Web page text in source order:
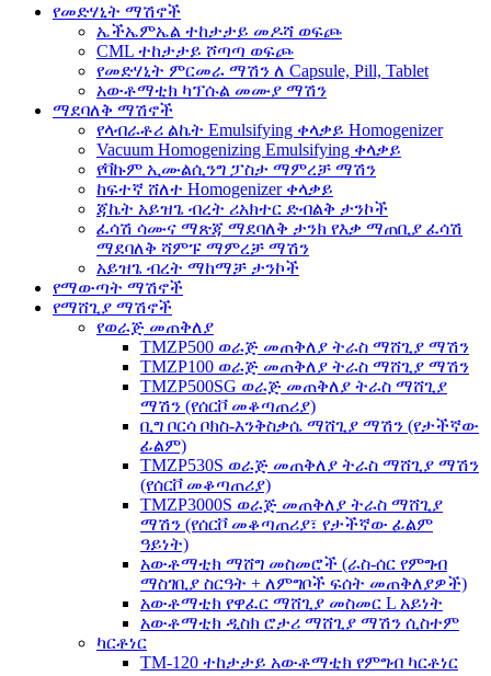
የመድሃኒት ማሽኖች
ኤችኤምኤል ተከታታይ መዶሻ ወፍጮ
CML ተከታታይ ሾጣጣ ወፍጮ
የመድሃኒት ምርመራ ማሽን ለ Capsule, Pill, Tablet
አውቶማቲክ ካፕሱል መሙያ ማሽን
ማደባለቅ ማሽኖች
የላብራቶሪ ልኬት Emulsifying ቀላቃይ Homogenizer
Vacuum Homogenizing Emulsifying ቀላቃይ
የቫኩም ኢሙልሲንግ ፓስታ ማምረቻ ማሽን
ከፍተኛ ሸለተ Homogenizer ቀላቃይ
ጃኬት አይዝጌ ብረት ሪአክተር ድብልቅ ታንኮች
ፈሳሽ ሳሙና ማጽጃ ማደባለቅ ታንክ የእቃ ማጠቢያ ፈሳሽ
ማደባለቅ ሻምፑ ማምረቻ ማሽን
አይዝጌ ብረት ማከማቻ ታንኮች
የማውጣት ማሽኖች
የማሸጊያ ማሽኖች
የወራጅ መጠቅለያ
TMZP500 ወራጅ መጠቅለያ ትራስ ማሸጊያ ማሽን
TMZP100 ወራጅ መጠቅለያ ትራስ ማሸጊያ ማሽን
TMZP500SG ወራጅ መጠቅለያ ትራስ ማሸጊያ
ማሽን (የሰርቮ መቆጣጠሪያ)
ቢግ ቦርሳ ቦክስ-እንቅስቃሴ ማሸጊያ ማሽን (የታችኛው
ፊልም)
TMZP530S ወራጅ መጠቅለያ ትራስ ማሸጊያ ማሽን
(የሰርቮ መቆጣጠሪያ)
TMZP3000S ወራጅ መጠቅለያ ትራስ ማሸጊያ
ማሽን (የሰርቮ መቆጣጠሪያ፣ የታችኛው ፊልም
ዓይነት)
አውቶማቲክ ማሸግ መስመሮች (ራስ-ሰር የምግብ
ማስገቢያ ስርዓት + ለምግቦች ፍሰት መጠቅለያዎች)
አውቶማቲክ የዋፈር ማሸጊያ መስመር L አይነት
አውቶማቲክ ዲስክ ሮታሪ ማሸጊያ ማሽን ሲስተም
ካርቶነር
TM-120 ተከታታይ አውቶማቲክ የምግብ ካርቶነር